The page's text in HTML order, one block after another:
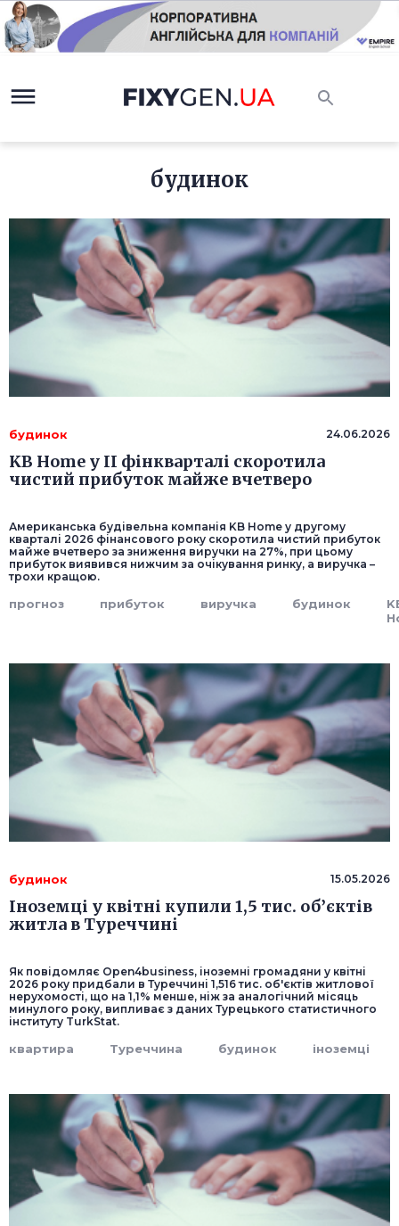
будинок
будинок 24.06.2026
KB Home у II фінкварталі скоротила
чистий прибуток майже вчетверо
Американська будівельна компанія KB Home у другому
кварталі 2026 фінансового року скоротила чистий прибуток
майже вчетверо за зниження виручки на 27%, при цьому
прибуток виявився нижчим за очікування ринку, а виручка –
трохи кращою.
прогноз прибуток виручка будинок
будинок 15.05.2026
Іноземці у квітні купили 1,5 тис. об’єктів
житла в Туреччині
Як повідомляє Open4business, іноземні громадяни у квітні
2026 року придбали в Туреччині 1,516 тис. об'єктів житлової
нерухомості, що на 1,1% менше, ніж за аналогічний місяць
минулого року, випливає з даних Турецького статистичного
інституту TurkStat.
квартира Туреччина будинок іноземці